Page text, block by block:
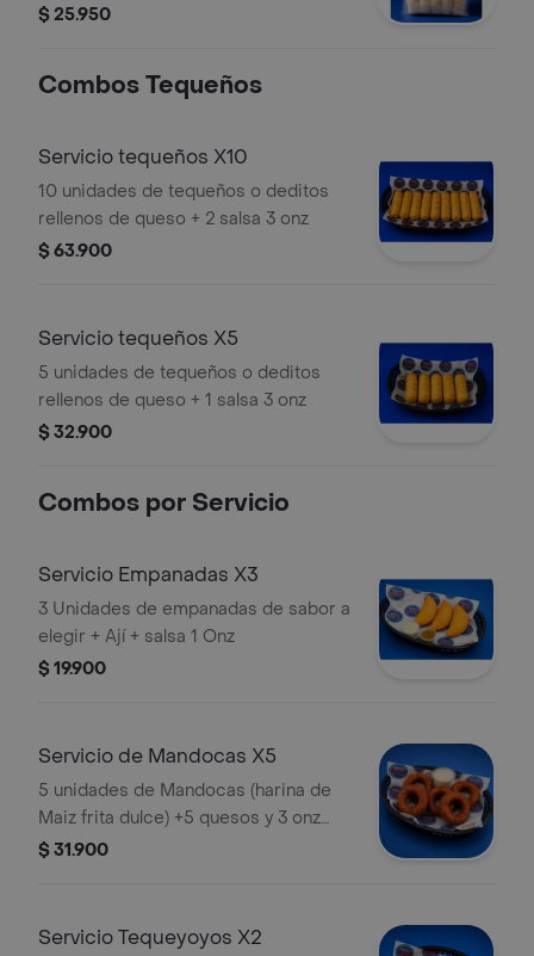
$ 25.950
Combos Tequeños
Servicio tequeños X10
10 unidades de tequeños o deditos
rellenos de queso + 2 salsa 3 onz
$ 63.900
Servicio tequeños X5
5 unidades de tequeños o deditos
rellenos de queso + 1 salsa 3 onz
$ 32.900
Combos por Servicio
Servicio Empanadas X3
3 Unidades de empanadas de sabor a
elegir + Ají + salsa 1 Onz
$ 19.900
Servicio de Mandocas X5
5 unidades de Mandocas (harina de
Maiz frita dulce) +5 quesos y 3 onz
suero
$ 31.900
Servicio Tequeyoyos X2